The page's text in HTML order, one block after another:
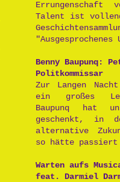
Errungenschaft
Talent ist
Benny Baupunq:
Politkommissar
Zur Langen
ein großes
Baupunq hat
geschenkt, in
alternative
so hätte passiert
Warten aufs
feat. Darmiel